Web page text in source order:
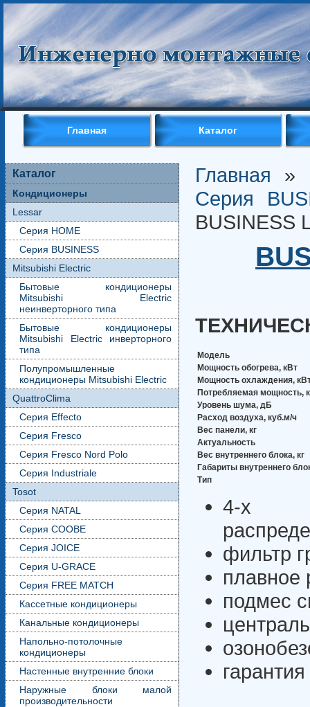
Главная Каталог
Каталог
Кондиционеры
Lessar
Серия HOME
Серия BUSINESS
Mitsubishi Electric
Бытовые кондиционеры
Mitsubishi Electric
неинверторного типа
Бытовые кондиционеры
Mitsubishi Electric инверторного
типа
Полупромышленные
кондиционеры Mitsubishi Electric
QuattroClima
Серия Effecto
Серия Fresco
Серия Fresco Nord Polo
Серия Industriale
Tosot
Серия NATAL
Серия COOBE
Серия JOICE
Серия U-GRACE
Серия FREE MATCH
Кассетные кондиционеры
Канальные кондиционеры
Напольно-потолочные
кондиционеры
Настенные внутренние блоки
Наружные блоки малой
производительности
Главная »
Серия
BUSINESS
Модель
Мощность обогрева, кВт
Мощность охлаждения,
Потребляемая мощность,
Уровень шума, дБ
Расход воздуха, куб.м/ч
Вес панели, кг
Актуальность
Вес внутреннего блока, кг
Габариты внутреннего
Тип
4-х
фильтр
плавное
подмес